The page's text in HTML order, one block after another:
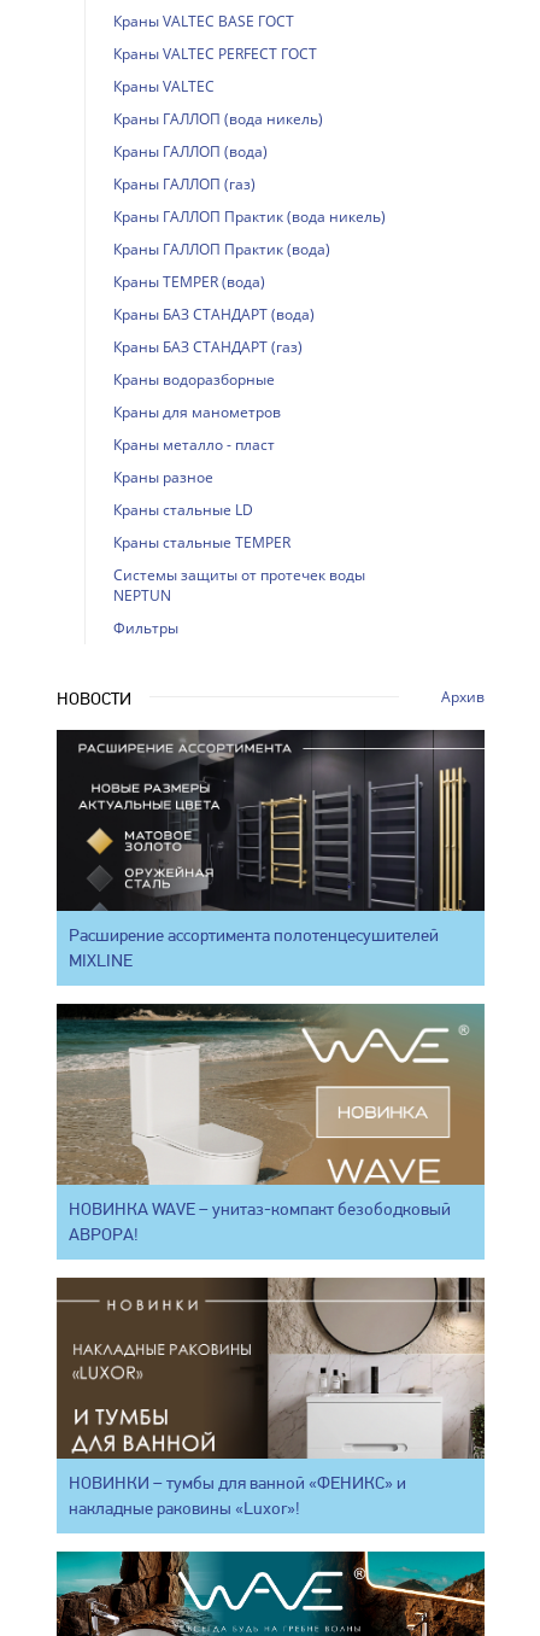
Краны VALTEC BASE ГОСТ
Краны VALTEC PERFECT ГОСТ
Краны VALTEС
Краны ГАЛЛОП (вода никель)
Краны ГАЛЛОП (вода)
Краны ГАЛЛОП (газ)
Краны ГАЛЛОП Практик (вода никель)
Краны ГАЛЛОП Практик (вода)
Краны TEMPER (вода)
Краны БАЗ СТАНДАРТ (вода)
Краны БАЗ СТАНДАРТ (газ)
Краны водоразборные
Краны для манометров
Краны металло - пласт
Краны разное
Краны стальные LD
Краны стальные TEMPER
Системы защиты от протечек воды
NEPTUN
Фильтры
НОВОСТИ Архив
Расширение ассортимента полотенцесушителей
MIXLINE
НОВИНКА WAVE – унитаз-компакт безободковый
АВРОРА!
НОВИНКИ – тумбы для ванной «ФЕНИКС» и
накладные раковины «Luxor»!